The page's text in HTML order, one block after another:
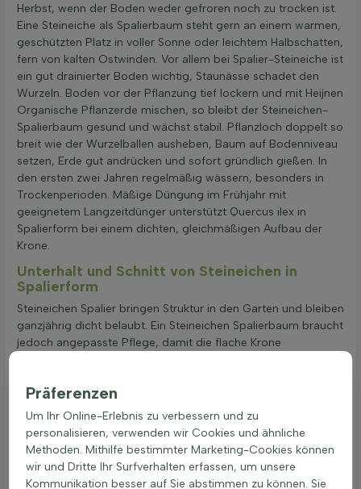
Herbst, wenn der Boden weder gefroren noch zu trocken ist.
Eine Steineiche als Spalierbaum steht gern an einem warmen,
geschützten Platz in voller Sonne oder leichtem Halbschatten,
fern von kalten Ostwinden. Vor allem bei Spalier-Steineiche ist
ein gut drainierter Boden wichtig, Staunässe schadet den
Wurzeln. Boden vor der Pflanzung tief lockern und mit Heijnen
Organische Pflanzerde mischen, so bleibt der Steineichen-
Spalierbaum gesund und wächst stabil. Pflanzloch doppelt so
breit wie der Wurzelballen ausheben, Baum auf Bodenniveau
setzen, Erde gut andrücken und sofort gründlich gießen. In
den ersten zwei Jahren regelmäßig wässern, besonders in
Trockenperioden. Mäßige Düngung im Frühjahr mit
geeignetem Langzeitdünger unterstützt Quercus ilex in
Spalierform bei einem dichten, gleichmäßigen Aufbau der
Krone.
Unterhalt und Schnitt von Steineichen in
Spalierform
Steineichen Spalier bringen Struktur in den Garten und bleiben
ganzjährig dicht belaubt. Ein Steineichen Spalierbaum braucht
jedoch angepasste Pflege, damit die flache Krone
Spalierbaum Pflege eignet sich ein warmer, geschützter
Platz in voller Sonne oder leichtem Halbschatten. Ein
immergrüner Steineichen-Leibbaum entlang eines Zauns
oder als Grundstücksabgrenzung profitiert von
Präferenzen
Um Ihr Online-Erlebnis zu verbessern und zu
personalisieren, verwenden wir Cookies und ähnliche
Methoden. Mithilfe bestimmter Marketing-Cookies können
wir und Dritte Ihr Surfverhalten erfassen, um unsere
Kommunikation besser auf Sie abstimmen zu können. Sie